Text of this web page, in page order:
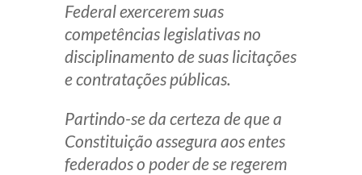
Zênite Online
Eventos presenciais
Zênite in Company
Diferenciais
Receba por RSS
Federal exercerem suas
competências legislativas no
disciplinamento de suas licitações
e contratações públicas.
Partindo-se da certeza de que a
Constituição assegura aos entes
federados o poder de se regerem